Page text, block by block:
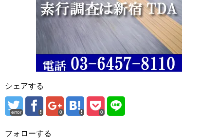
シェアする
error 0 0
フォローする